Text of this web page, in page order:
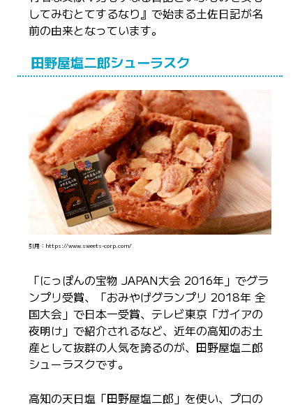
してみむとてするなり』で始まる土佐日記が名
前の由来となっています。
田野屋塩二郎シューラスク
引用：https://www.sweets-corp.com/
「にっぽんの宝物 JAPAN大会 2016年」でグラ
ンプリ受賞、「おみやげグランプリ 2018年 全
国大会」で日本一受賞、テレビ東京「ガイアの
夜明け」で紹介されるなど、近年の高知のお土
産として抜群の人気を誇るのが、田野屋塩二郎
シューラスクです。
高知の天日塩「田野屋塩二郎」を使い、プロの